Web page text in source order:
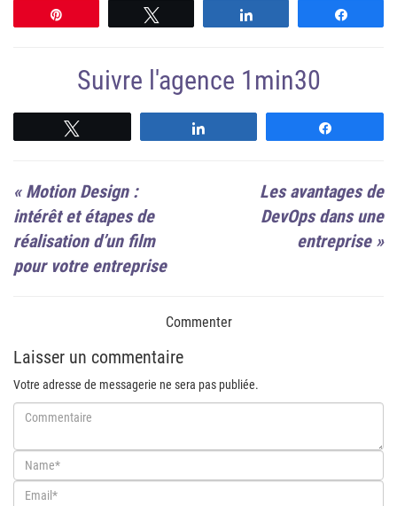
Suivre l'agence 1min30
« Motion Design :
intérêt et étapes de
réalisation d’un film
pour votre entreprise
Les avantages de
DevOps dans une
entreprise»
Commenter
Laisser un commentaire
Votre adresse de messagerie ne sera pas publiée.